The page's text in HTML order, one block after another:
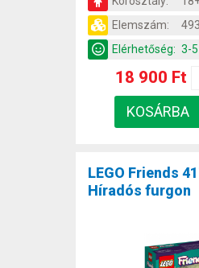
Elemszám:
Elérhetőség: 3-
18 900 Ft
LEGO Friends
Híradós furgon